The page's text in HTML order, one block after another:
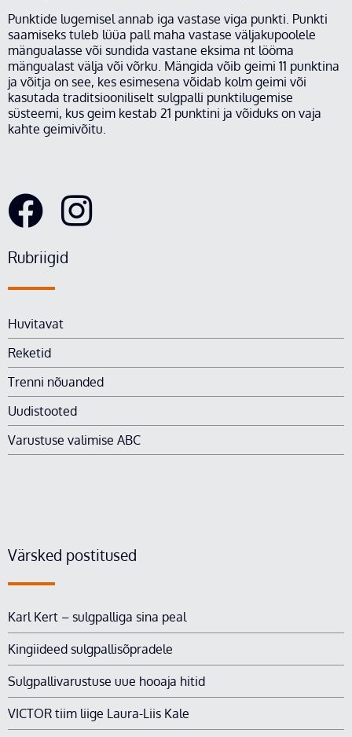
Punktide lugemisel annab iga vastase viga punkti. Punkti
saamiseks tuleb lüüa pall maha vastase väljakupoolele
mängualasse või sundida vastane eksima nt lööma
mängualast välja või võrku. Mängida võib geimi 11 punktina
ja võitja on see, kes esimesena võidab kolm geimi või
kasutada traditsiooniliselt sulgpalli punktilugemise
süsteemi, kus geim kestab 21 punktini ja võiduks on vaja
kahte geimivõitu.
Rubriigid
Huvitavat
Reketid
Trenni nõuanded
Uudistooted
Varustuse valimise ABC
Värsked postitused
Karl Kert – sulgpalliga sina peal
Kingiideed sulgpallisõpradele
Sulgpallivarustuse uue hooaja hitid
VICTOR tiim liige Laura-Liis Kale